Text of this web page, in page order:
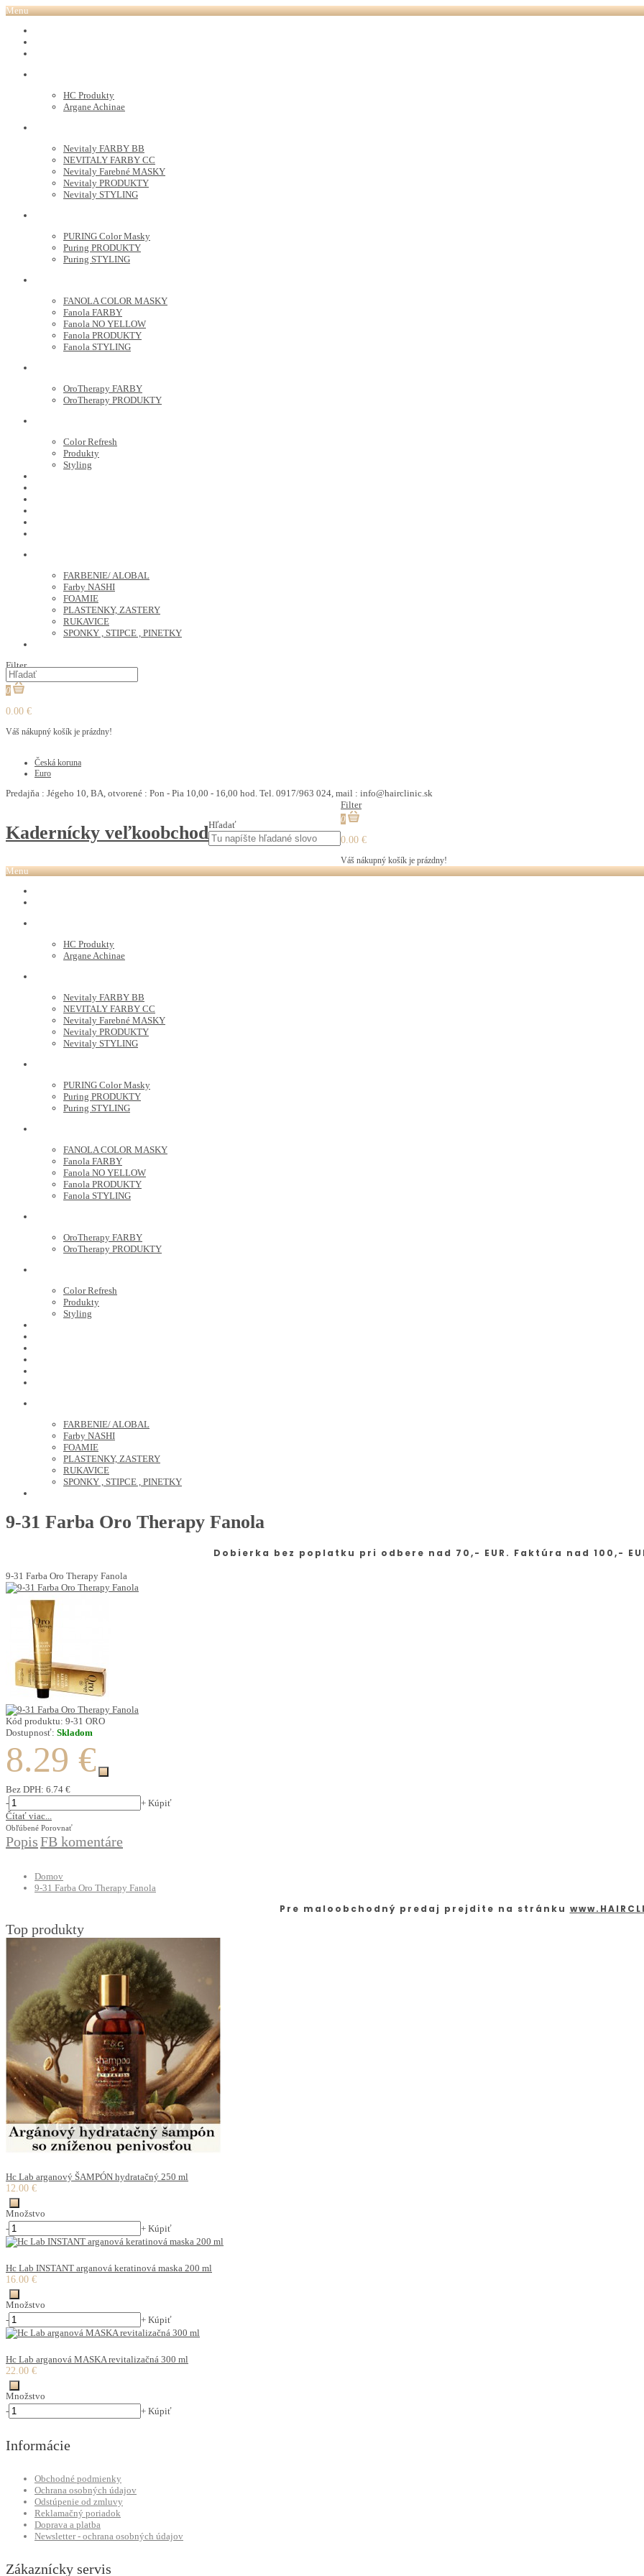
Menu
HC Produkty
Argane Achinae
Nevitaly FARBY BB
NEVITALY FARBY CC
Nevitaly Farebné MASKY
Nevitaly PRODUKTY
Nevitaly STYLING
PURING Color Masky
Puring PRODUKTY
Puring STYLING
FANOLA COLOR MASKY
Fanola FARBY
Fanola NO YELLOW
Fanola PRODUKTY
Fanola STYLING
OroTherapy FARBY
OroTherapy PRODUKTY
Color Refresh
Produkty
Styling
FARBENIE/ ALOBAL
Farby NASHI
FOAMIE
PLASTENKY, ZASTERY
RUKAVICE
SPONKY , STIPCE , PINETKY
Filter
0
0.00 €
Váš nákupný košík je prázdny!
Česká koruna
Euro
Predajňa : Jégeho 10, BA, otvorené : Pon - Pia 10,00 - 16,00 hod. Tel. 0917/963 024, mail : info@hairclinic.sk
Kadernícky veľkoobchodHľadať
Filter
0
0.00 €
Váš nákupný košík je prázdny!
Menu
HC Produkty
Argane Achinae
Nevitaly FARBY BB
NEVITALY FARBY CC
Nevitaly Farebné MASKY
Nevitaly PRODUKTY
Nevitaly STYLING
PURING Color Masky
Puring PRODUKTY
Puring STYLING
FANOLA COLOR MASKY
Fanola FARBY
Fanola NO YELLOW
Fanola PRODUKTY
Fanola STYLING
OroTherapy FARBY
OroTherapy PRODUKTY
Color Refresh
Produkty
Styling
FARBENIE/ ALOBAL
Farby NASHI
FOAMIE
PLASTENKY, ZASTERY
RUKAVICE
SPONKY , STIPCE , PINETKY
9-31 Farba Oro Therapy Fanola
Dobierka bez poplatku pri odbere nad 70,- EUR. Faktúra nad 100,-
9-31 Farba Oro Therapy Fanola
Kód produktu: 9-31 ORO
Dostupnosť: Skladom
8.29 €
Bez DPH: 6.74 €
-
+ Kúpiť
Čítať viac...
Obľúbené Porovnať
PopisFB komentáre
Domov
9-31 Farba Oro Therapy Fanola
Pre maloobchodný predaj prejdite na stránku
Top produkty
Hc Lab arganový ŠAMPÓN hydratačný 250 ml
12.00 €
Množstvo
-
+ Kúpiť
Hc Lab INSTANT arganová keratinová maska 200 ml
16.00 €
Množstvo
-
+ Kúpiť
Hc Lab arganová MASKA revitalizačná 300 ml
22.00 €
Množstvo
-
+ Kúpiť
Informácie
Obchodné podmienky
Ochrana osobných údajov
Odstúpenie od zmluvy
Reklamačný poriadok
Doprava a platba
Newsletter - ochrana osobných údajov
Zákaznícky servis